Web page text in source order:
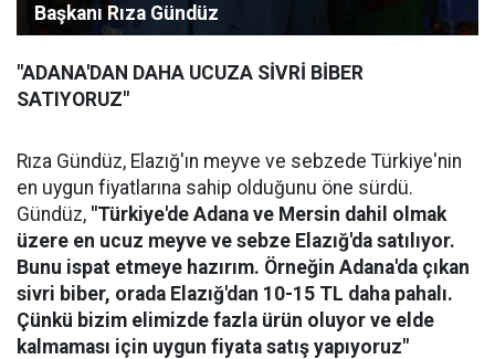
Başkanı Rıza Gündüz
"ADANA'DAN DAHA UCUZA SİVRİ BİBER
SATIYORUZ"
Rıza Gündüz, Elazığ'ın meyve ve sebzede Türkiye'nin
en uygun fiyatlarına sahip olduğunu öne sürdü.
Gündüz, "Türkiye'de Adana ve Mersin dahil olmak
üzere en ucuz meyve ve sebze Elazığ'da satılıyor.
Bunu ispat etmeye hazırım. Örneğin Adana'da çıkan
sivri biber, orada Elazığ'dan 10-15 TL daha pahalı.
Çünkü bizim elimizde fazla ürün oluyor ve elde
kalmaması için uygun fiyata satış yapıyoruz"